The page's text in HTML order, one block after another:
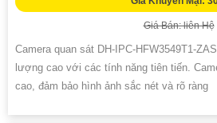
Giá Bán: liên Hệ
Camera quan sát DH-IPC-HFW3549T1-
lượng cao với các tính năng tiên tiến.
cao, đảm bảo hình ảnh sắc nét và rõ ràng